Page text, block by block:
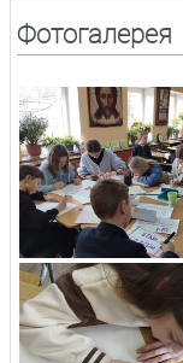
Фотогалерея